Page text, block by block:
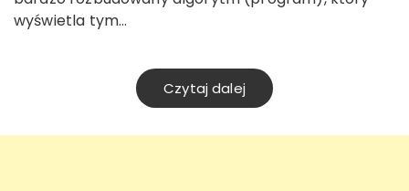
wyświetla tym…
Czytaj dalej